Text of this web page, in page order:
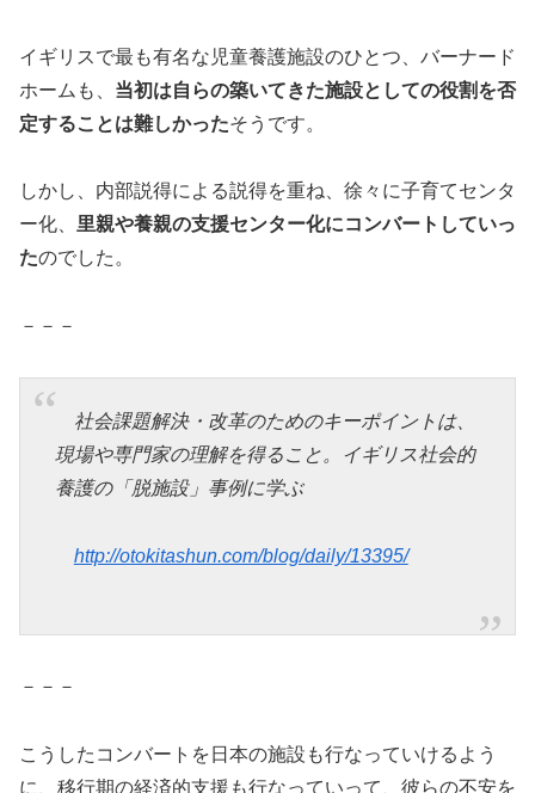
イギリスで最も有名な児童養護施設のひとつ、バーナード
ホームも、 当初は自らの築いてきた施設としての役割を否
定することは難しかったそうです。
しかし、内部説得による説得を重ね、徐々に子育てセンタ
ー化、 里親や養親の支援センター化にコンバートしていっ
たのでした。
－－－
社会課題解決・改革のためのキーポイントは、
現場や専門家の理解を得ること。イギリス社会的
養護の「脱施設」事例に学ぶ
http://otokitashun.com/blog/daily/13395/
－－－
こうしたコンバートを日本の施設も行なっていけるよう
に、移行期の経済的支援も行なっていって、彼らの不安を